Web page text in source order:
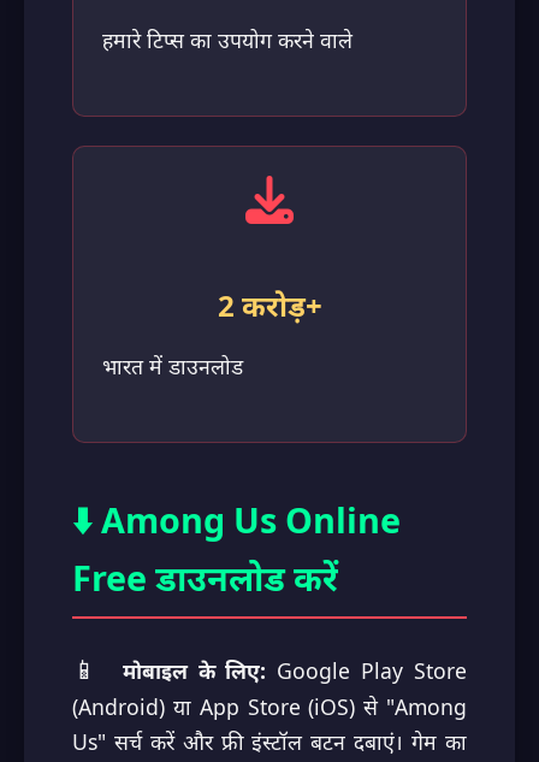
हमारे टिप्स का उपयोग करने वाले
2 करोड़+
भारत में डाउनलोड
⬇️ Among Us Online
Free डाउनलोड करें
📱 मोबाइल के लिए: Google Play Store
(Android) या App Store (iOS) से "Among
Us" सर्च करें और फ्री इंस्टॉल बटन दबाएं। गेम का